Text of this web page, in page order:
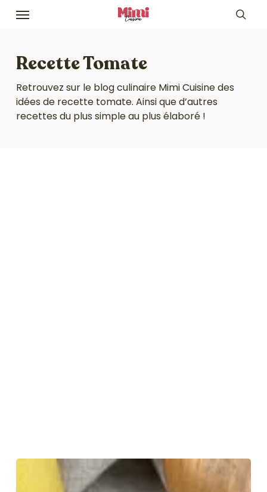
Skip
content
Menu
Recette Tomate
Retrouvez sur le blog culinaire Mimi Cuisine des
idées de recette tomate. Ainsi que d’autres
recettes du plus simple au plus élaboré !